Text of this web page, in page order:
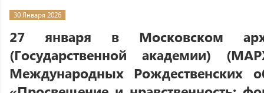
30 Января 2026
27 января в Московском
(Государственной академии)
Международных Рождественских